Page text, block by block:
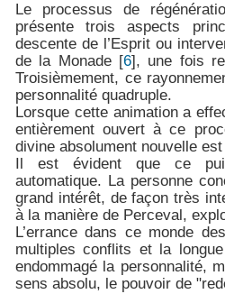
Le processus de
présente trois aspects
descente de l’Esprit ou
de la Monade[6] , une fois
Troisièmement, ce
personnalité quadruple.
Lorsque cette animation a
entièrement ouvert à ce
divine absolument nouvelle
Il est évident que ce
automatique. La personne
grand intérêt, de façon très
à la manière de Perceval,
L’errance dans ce monde
multiples conflits et la
endommagé la personnalité,
sens absolu, le pouvoir de